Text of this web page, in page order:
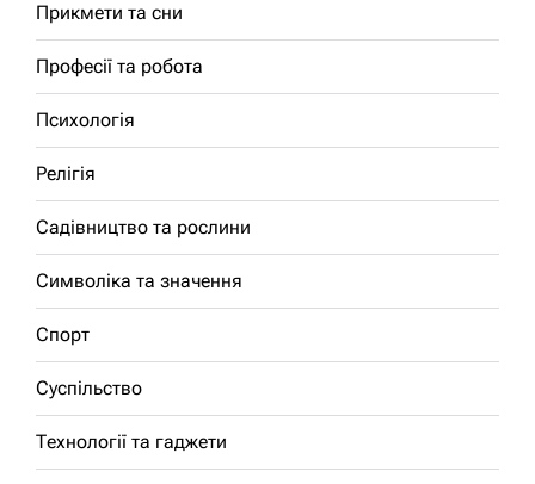
Прикмети та сни
Професії та робота
Психологія
Релігія
Садівництво та рослини
Символіка та значення
Спорт
Суспільство
Технології та гаджети